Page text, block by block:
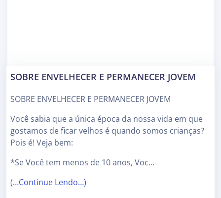
SOBRE ENVELHECER E PERMANECER JOVEM
SOBRE ENVELHECER E PERMANECER JOVEM
Você sabia que a única época da nossa vida em que
gostamos de ficar velhos é quando somos crianças?
Pois é! Veja bem:
*Se Você tem menos de 10 anos, Voc…
(…Continue Lendo…)